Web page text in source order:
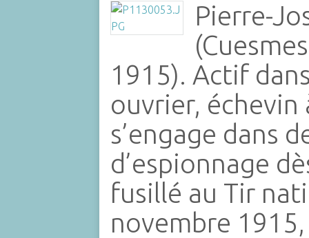
Pierre-
1915). Actif
ouvrier, échevin
s’engage dans
d’espionnage
fusillé au Tir
novembre